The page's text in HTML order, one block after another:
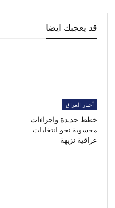
قد يعجبك ايضا
أخبار العراق
خطط جديدة واجراءات
محسوبة نحو انتخابات
عراقية نزيهة